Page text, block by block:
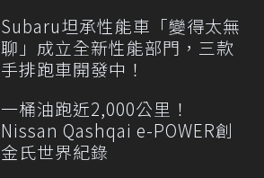
Subaru坦承性能車「變得太無
聊」成立全新性能部門，三款
手排跑車開發中！
一桶油跑近2,000公里！
Nissan Qashqai e-POWER創
金氏世界紀錄